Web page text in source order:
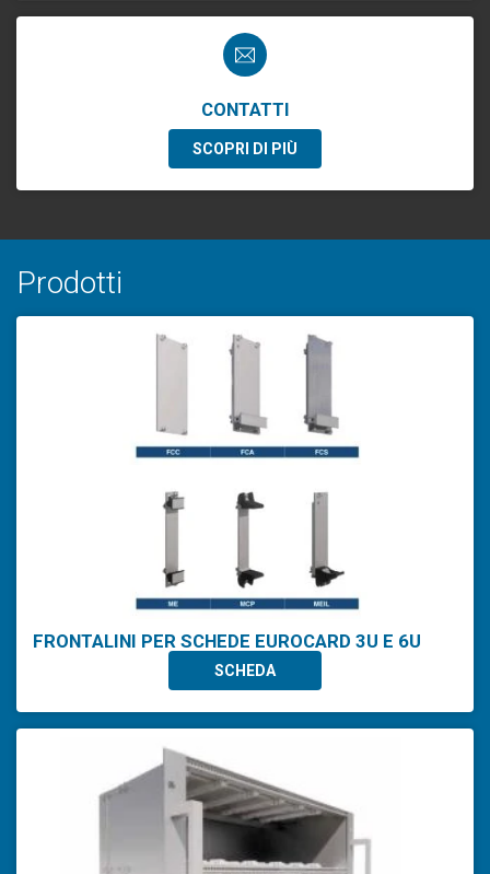
CONTATTI
SCOPRI DI PIÙ
Prodotti
FRONTALINI PER SCHEDE EUROCARD 3U E 6U
SCHEDA